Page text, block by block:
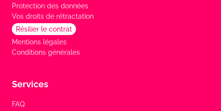
Protection des données
Vos droits de rétractation
Résilier le contrat
Mentions légales
Conditions générales
Services
FAQ